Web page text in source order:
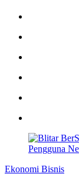
Ekonomi Bisnis